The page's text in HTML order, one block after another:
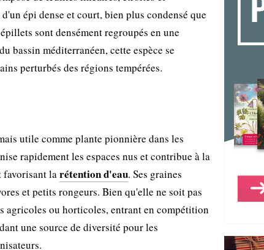
épi dense et court, bien plus condensé que
sont densément regroupés en une
bassin méditerranéen, cette espèce se
perturbés des régions tempérées.
utile comme plante pionnière dans les
rapidement les espaces nus et contribue à la
favorisant larétention d'eau. Ses graines
et petits rongeurs. Bien qu'elle ne soit pas
agricoles ou horticoles, entrant en compétition
une source de diversité pour les